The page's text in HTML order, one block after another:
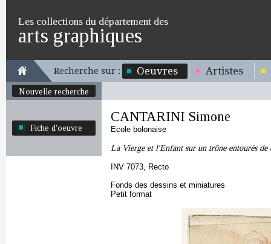
Les collections du département des
arts graphiques
Recherche sur : Oeuvres Artistes
Nouvelle recherche
Fiche d'oeuvre
CANTARINI Simone
Ecole bolonaise
La Vierge et l'Enfant sur un trône entourés de
INV 7073, Recto
Fonds des dessins et miniatures
Petit format